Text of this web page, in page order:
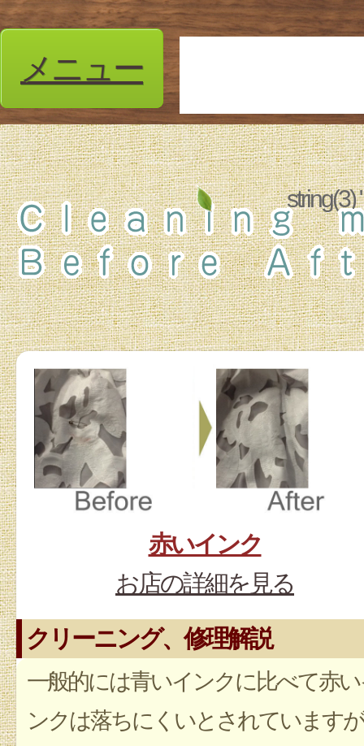
メニュー
赤いインク
お店の詳細を見る
クリーニング、修理解説
一般的には青いインクに比べて赤
ンクは落ちにくいとされていますが